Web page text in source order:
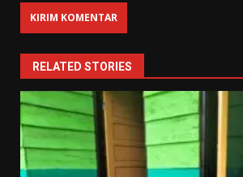
RELATED STORIES